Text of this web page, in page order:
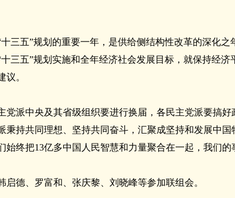
三五”规划的重要一年，是供给侧结构性改革的深化
三五”规划实施和全年经济社会发展目标，就保持经
议。
党派中央及其省级组织要进行换届，各民主党派要搞
秉持共同理想、坚持共同奋斗，汇聚成坚持和发展中
始终把13亿多中国人民智慧和力量聚合在一起，我们的
启德、罗富和、张庆黎、刘晓峰等参加联组会。